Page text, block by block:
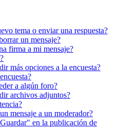
tema o enviar una respuesta?
un mensaje?
firma a mi mensaje?
más opciones a la encuesta?
a algún foro?
archivos adjuntos?
mensaje a un moderador?
en la publicación de